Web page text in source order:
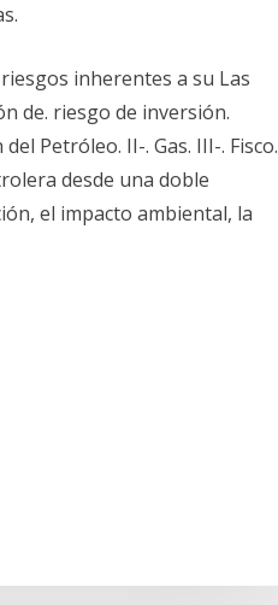
inherentes a su Las
de. riesgo de inversión.
Petróleo. II-. Gas. III-. Fisco.
desde una doble
el impacto ambiental, la